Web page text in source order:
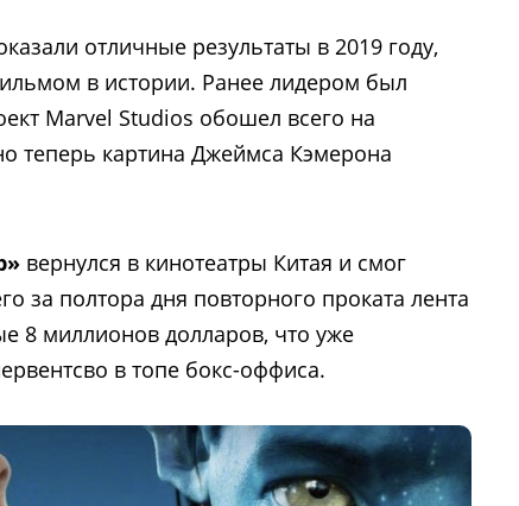
отличные результаты в 2019 году,
в истории. Ранее лидером был
Marvel Studios обошел всего на
теперь картина Джеймса Кэмерона
вернулся в кинотеатры Китая и смог
за полтора дня повторного проката лента
8 миллионов долларов, что уже
в топе бокс-оффиса.